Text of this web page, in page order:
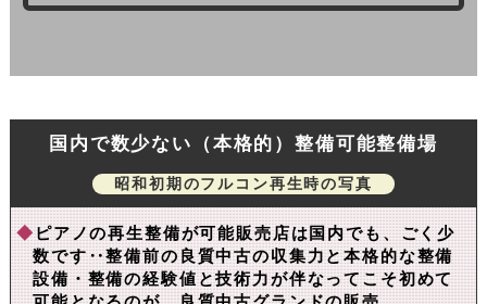
国内で数少ない（本格的）整備可能整備場
昭和初期のフルコン再生時の写真
◆ピアノの再生整備が可能販売店は国内でも、ごく少
数です‥整備前の良質中古の収集力と本格的な整備
設備・整備の経験値と技術力が伴なってこそ初めて